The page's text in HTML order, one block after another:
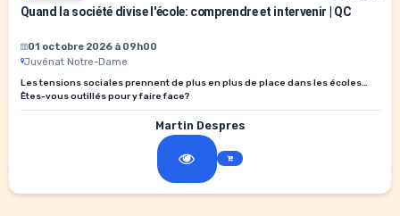
Quand la société divise l'école: comprendre et intervenir | QC
01 octobre 2026 à 09h00
Juvénat Notre-Dame
Les tensions sociales prennent de plus en plus de place dans les écoles…
Êtes-vous outillés pour y faire face?
Martin Despres